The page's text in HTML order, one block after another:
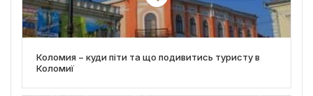
Коломия − куди піти та що подивитись туристу в
Коломиї